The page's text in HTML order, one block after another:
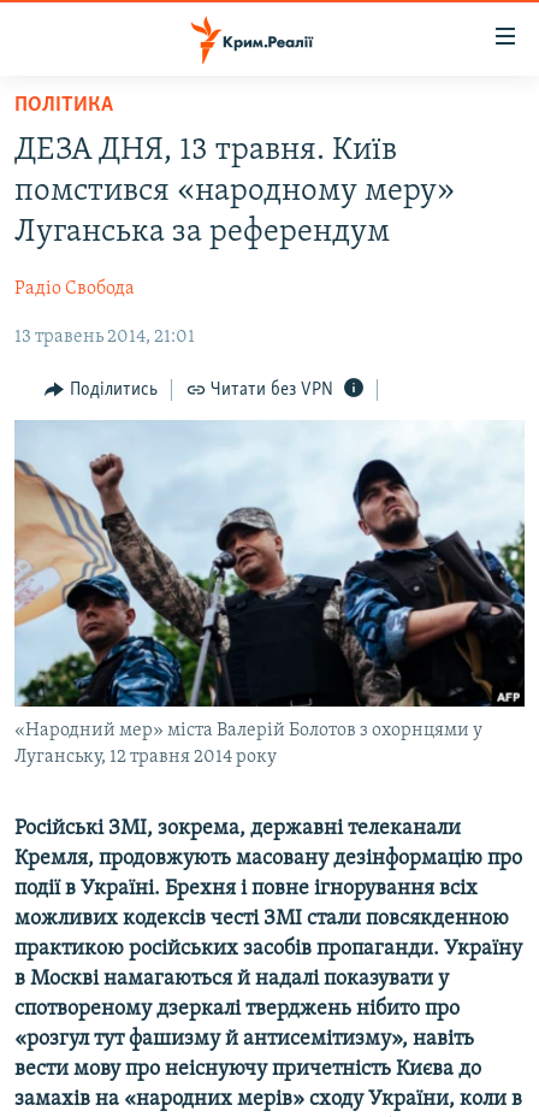
Перейти
основного
матеріалу
Перейти
до
основної
Перейти
пошуку
ВОДА.КРИМ
ВІДЕО ТА ФОТО
БЛОГИ
ПОГЛЯД
ІНТЕРВ'Ю
СПЕЦПРОЕКТИ
ДЕПОРТАЦІЯ
ВІДЕОУРОКИ «ELIFBE»
СВІДЧЕННЯ ОКУПАЦІЇ
УКРАЇНСЬКА ПРОБЛЕМА КРИМУ
ІНФОГРАФІКА
ЯК ОБІЙТИ БЛОКУВАННЯ
Русский
Qırımtatar
ДОЛУЧАЙСЯ!
ПОЛІТИКА
ДЕЗА ДНЯ, 13 травня. Київ
помстився «народному меру»
Луганська за референдум
Радіо Свобода
13 травень 2014, 21:01
Поділитись Читати без VPN
«Народний мер» міста Валерій Болотов з охорнцями у
Луганську, 12 травня 2014 року
Російські ЗМІ, зокрема, державні телеканали
Кремля, продовжують масовану дезінформацію про
події в Україні. Брехня і повне ігнорування всіх
можливих кодексів честі ЗМІ стали повсякденною
практикою російських засобів пропаганди. Україну
в Москві намагаються й надалі показувати у
спотвореному дзеркалі тверджень нібито про
«розгул тут фашизму й антисемітизму», навіть
вести мову про неіснуючу причетність Києва до
замахів на «народних мерів» сходу України, коли в